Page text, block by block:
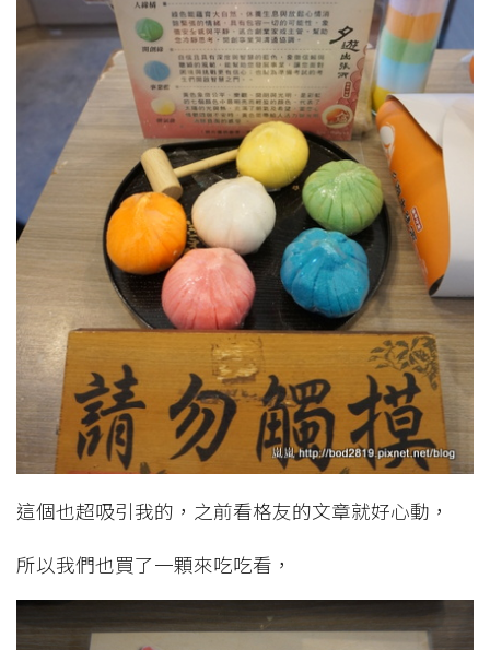
這個也超吸引我的，之前看格友的文章就好心動，
所以我們也買了一顆來吃吃看，